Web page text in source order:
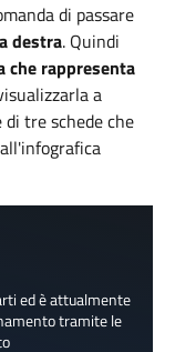
di passare
destra. Quindi
che rappresenta
a
tre schede che
ed è attualmente
tramite le